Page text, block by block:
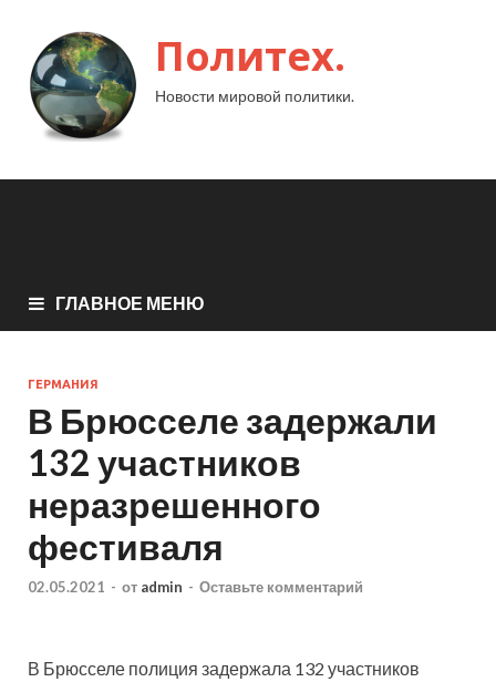
Политех.
Новости мировой политики.
ГЛАВНОЕ МЕНЮ
ГЕРМАНИЯ
В Брюсселе задержали
132 участников
неразрешенного
фестиваля
02.05.2021 - от admin - Оставьте комментарий
В Брюсселе полиция задержала 132 участников